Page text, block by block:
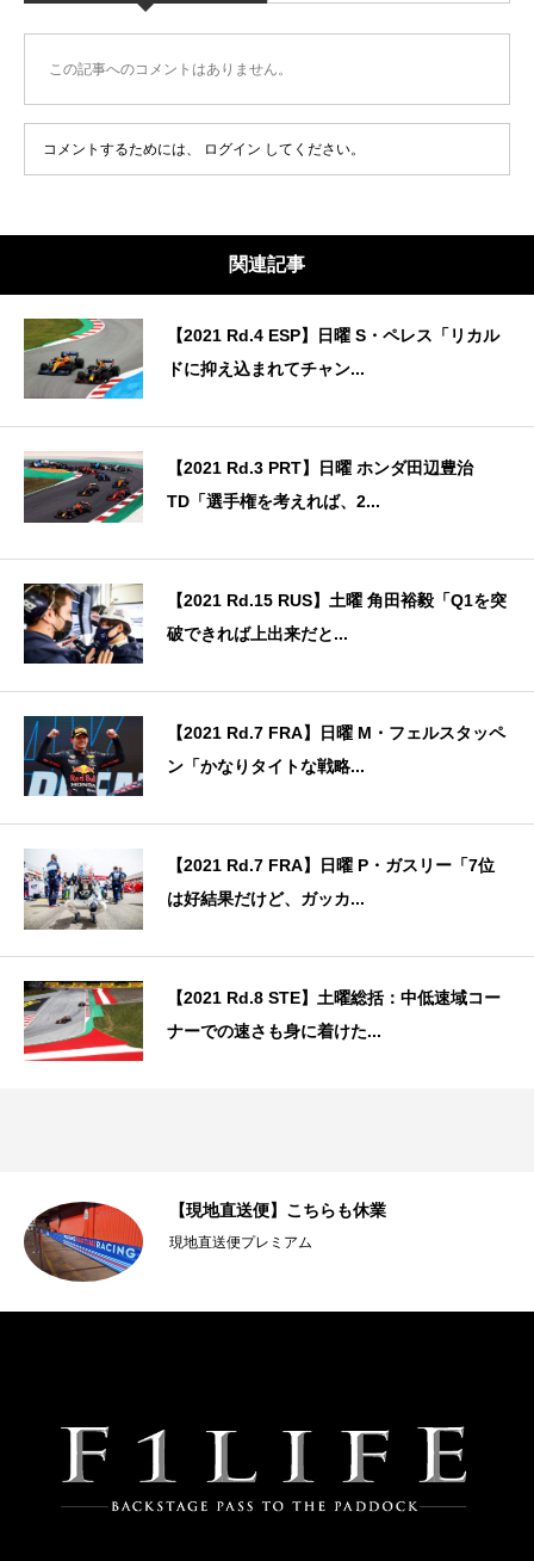
この記事へのコメントはありません。
コメントするためには、 ログイン してください。
関連記事
【2021 Rd.4 ESP】日曜 S・ペレス「リカル
ドに抑え込まれてチャン...
【2021 Rd.3 PRT】日曜 ホンダ田辺豊治
TD「選手権を考えれば、2...
【2021 Rd.15 RUS】土曜 角田裕毅「Q1を突
破できれば上出来だと...
【2021 Rd.7 FRA】日曜 M・フェルスタッペ
ン「かなりタイトな戦略...
【2021 Rd.7 FRA】日曜 P・ガスリー「7位
は好結果だけど、ガッカ...
【2021 Rd.8 STE】土曜総括：中低速域コー
ナーでの速さも身に着けた...
【現地直送便】こちらも休業
現地直送便プレミアム